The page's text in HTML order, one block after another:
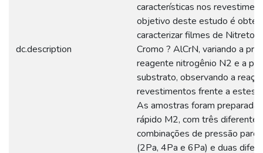
dc.description
características nos
objetivo deste estudo é obter
caracterizar filmes de Nitreto
Cromo ? AlCrN, variando a
reagente nitrogênio N2 e a
substrato, observando a
revestimentos frente a estes
As amostras foram
rápido M2, com três diferentes
combinações de pressão
(2Pa, 4Pa e 6Pa) e duas